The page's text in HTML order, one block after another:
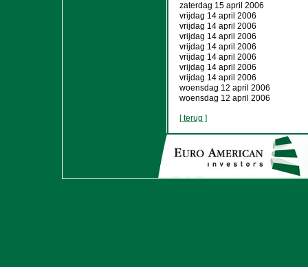
zaterdag 15 april 2006
vrijdag 14 april 2006
vrijdag 14 april 2006
vrijdag 14 april 2006
vrijdag 14 april 2006
vrijdag 14 april 2006
vrijdag 14 april 2006
vrijdag 14 april 2006
woensdag 12 april 2006
woensdag 12 april 2006
[ terug ]